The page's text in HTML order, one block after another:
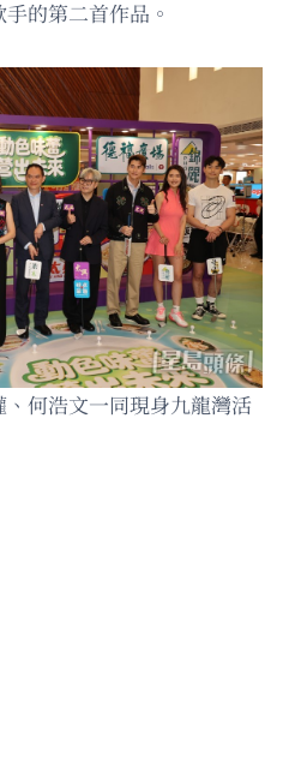
的第二首作品。
何浩文一同現身九龍灣活